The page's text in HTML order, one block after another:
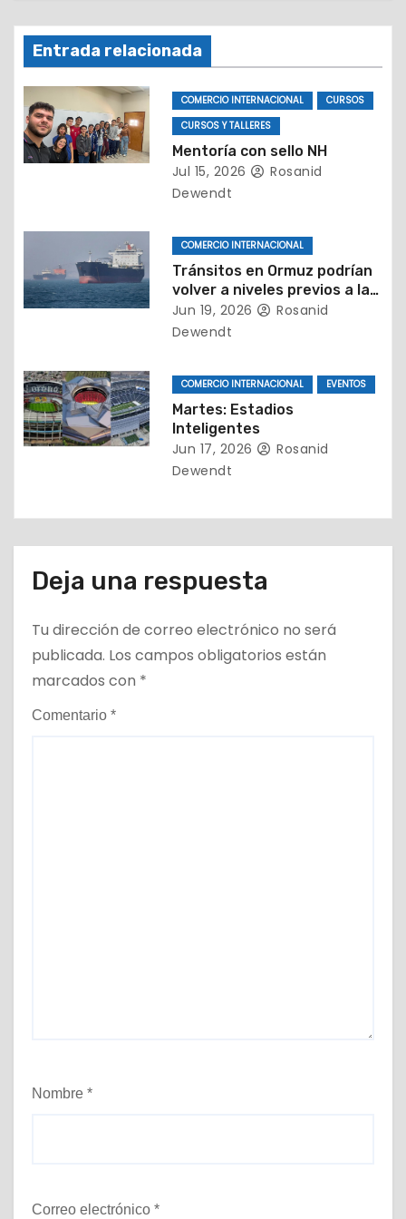
n
d
e
e
a
a
s
Entrada relacionada
COMERCIO INTERNACIONAL
CURSOS
CURSOS Y TALLERES
Mentoría con sello NH
Jul 15, 2026
Rosanid
Dewendt
COMERCIO INTERNACIONAL
Tránsitos en Ormuz podrían
volver a niveles previos a la
guerra solo en un par de
meses
Jun 19, 2026
Rosanid
Dewendt
COMERCIO INTERNACIONAL EVENTOS
Martes: Estadios
Inteligentes
Jun 17, 2026
Rosanid
Dewendt
Deja una respuesta
Tu dirección de correo electrónico no será
publicada. Los campos obligatorios están
marcados con *
Comentario *
Nombre *
Correo electrónico *